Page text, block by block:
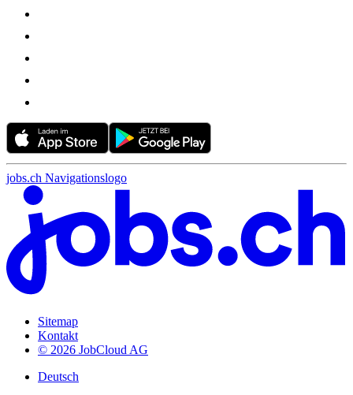
jobs.ch Navigationslogo
Sitemap
Kontakt
© 2026 JobCloud AG
Deutsch